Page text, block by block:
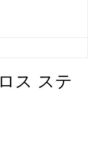
ス ステ